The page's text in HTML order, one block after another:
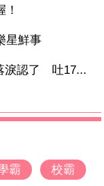
星鮮事
淚認了 吐17...
霸 校霸